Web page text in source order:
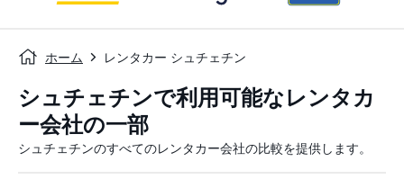
ホーム レンタカー シュチェチン
シュチェチンで利用可能なレンタカ
ー会社の一部
シュチェチンのすべてのレンタカー会社の比較を提供します。